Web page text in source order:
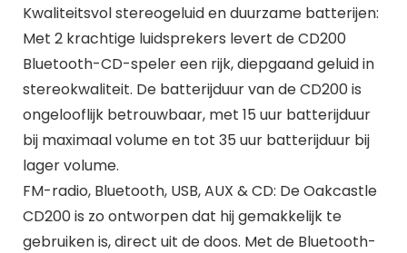
Kwaliteitsvol stereogeluid en duurzame batterijen:
Met 2 krachtige luidsprekers levert de CD200
Bluetooth-CD-speler een rijk, diepgaand geluid in
stereokwaliteit. De batterijduur van de CD200 is
ongelooflijk betrouwbaar, met 15 uur batterijduur
bij maximaal volume en tot 35 uur batterijduur bij
lager volume.
FM-radio, Bluetooth, USB, AUX & CD: De Oakcastle
CD200 is zo ontworpen dat hij gemakkelijk te
gebruiken is, direct uit de doos. Met de Bluetooth-